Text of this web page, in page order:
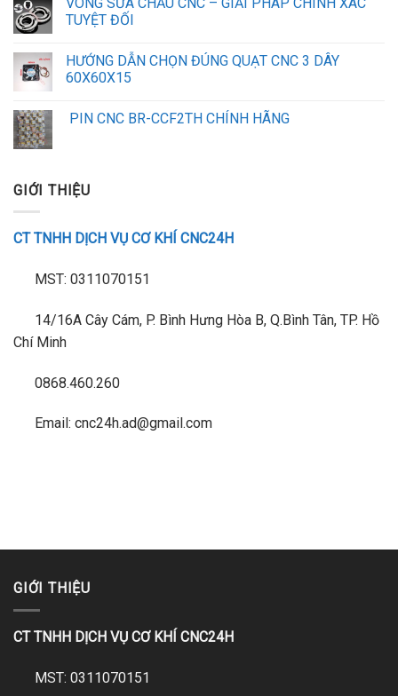
TUYỆT ĐỐI
HƯỚNG DẪN CHỌN ĐÚNG QUẠT CNC 3 DÂY
60X60X15
PIN CNC BR-CCF2TH CHÍNH HÃNG
GIỚI THIỆU
CT TNHH DỊCH VỤ CƠ KHÍ CNC24H
MST: 0311070151
14/16A Cây Cám, P. Bình Hưng Hòa B, Q.Bình Tân, TP. Hồ
Chí Minh
0868.460.260
Email: cnc24h.ad@gmail.com
GIỚI THIỆU
CT TNHH DỊCH VỤ CƠ KHÍ CNC24H
MST: 0311070151